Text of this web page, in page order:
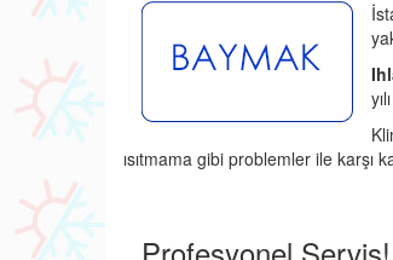
ısıtmama gibi problemler ile karşı